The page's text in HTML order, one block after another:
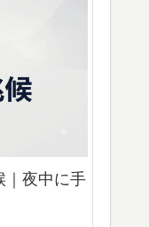
｜夜中に手